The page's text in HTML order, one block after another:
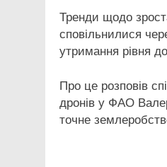
Тренди щодо
сповільнилися
утримання рівня
Про це розповів
дронів у ФАО
точне